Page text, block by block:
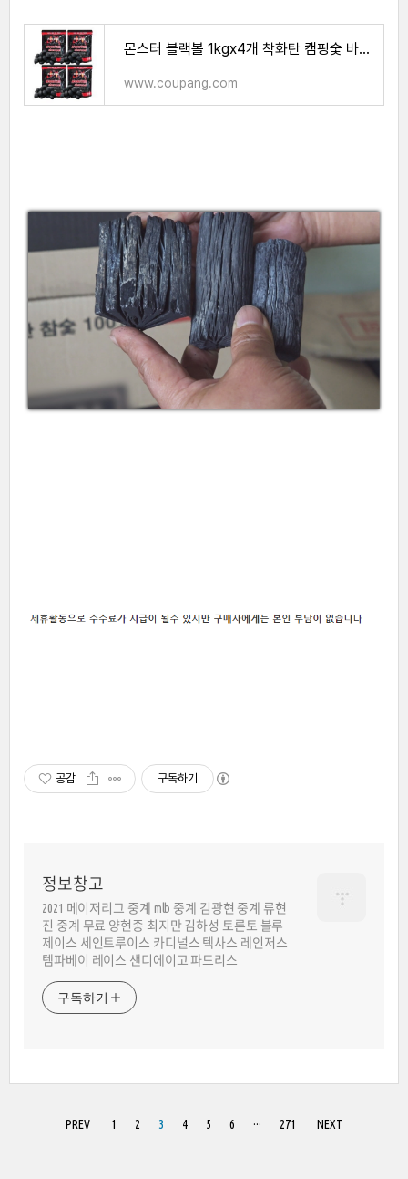
몬스터 블랙볼 1kgx4개 착화탄 캠핑숯 바베큐숯 야자숯
www.coupang.com
공감 구독하기
정보창고
2021 메이저리그 중계 mlb 중계 김광현 중계 류현
진 중계 무료 양현종 최지만 김하성 토론토 블루
제이스 세인트루이스 카디널스 텍사스 레인저스
템파베이 레이스 샌디에이고 파드리스
구독하기
PREV 1 2 3 4 5 6 ··· 271 NEXT